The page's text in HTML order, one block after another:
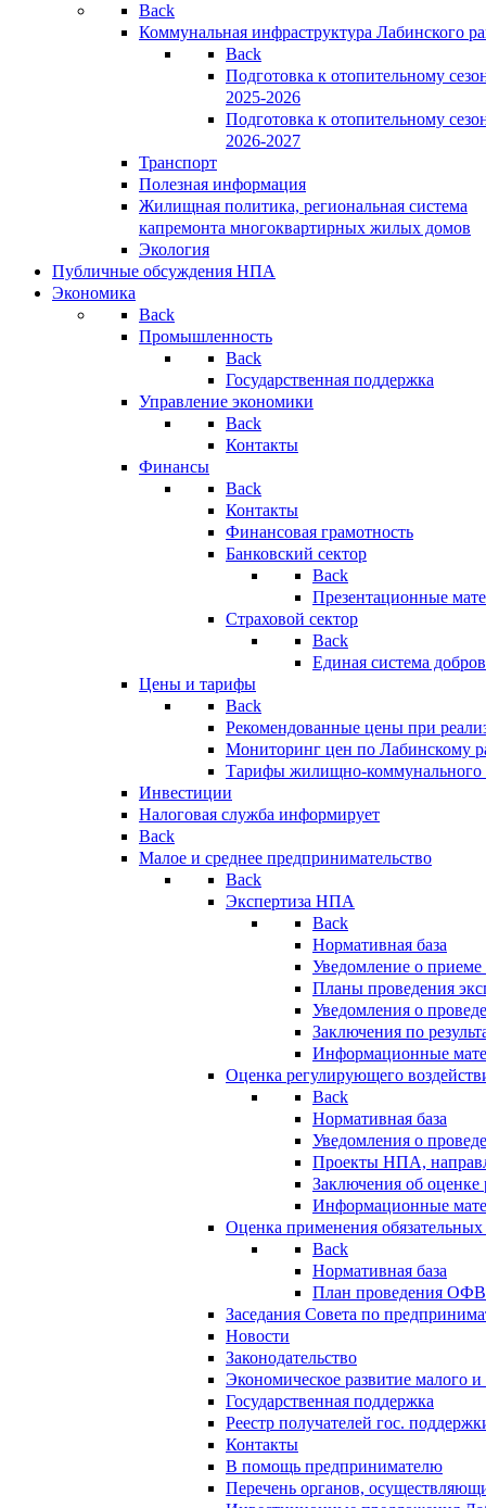
Back
Коммунальная инфраструктура Лабинского
Back
Подготовка к отопительному
2025-2026
Подготовка к отопительному
2026-2027
Транспорт
Полезная информация
Жилищная политика, региональная система
капремонта многоквартирных жилых домов
Экология
Публичные обсуждения НПА
Экономика
Back
Промышленность
Back
Государственная поддержка
Управление экономики
Back
Контакты
Финансы
Back
Контакты
Финансовая грамотность
Банковский сектор
Back
Презентационные
Страховой сектор
Back
Единая система
Цены и тарифы
Back
Рекомендованные цены при
Мониторинг цен по Лабинскому
Тарифы жилищно-коммунального
Инвестиции
Налоговая служба информирует
Back
Малое и среднее предпринимательство
Back
Экспертиза НПА
Back
Нормативная база
Уведомление о
Планы проведения
Уведомления о
Заключения по
Информационные
Оценка регулирующего
Back
Нормативная база
Уведомления о
Проекты НПА,
Заключения об
Информационные
Оценка применения
Back
Нормативная база
План проведения
Заседания Совета по
Новости
Законодательство
Экономическое развитие малого и
Государственная поддержка
Реестр получателей гос.
Контакты
В помощь предпринимателю
Перечень органов,